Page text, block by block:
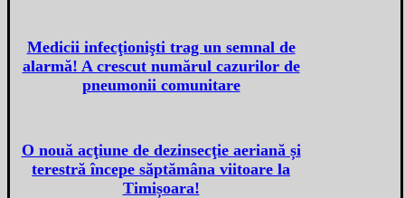
Medicii infecţionişti trag un semnal de
alarmă! A crescut numărul cazurilor de
pneumonii comunitare
O nouă acţiune de dezinsecţie aeriană și
terestră începe săptămâna viitoare la
Timișoara!